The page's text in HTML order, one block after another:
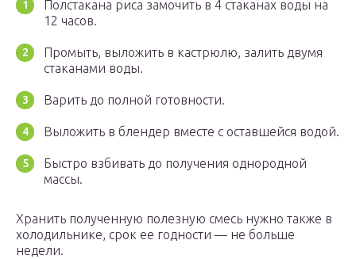
Полстакана риса замочить в 4 стаканах воды на
12 часов.
Промыть, выложить в кастрюлю, залить двумя
стаканами воды.
Варить до полной готовности.
Выложить в блендер вместе с оставшейся водой.
Быстро взбивать до получения однородной
массы.
Хранить полученную полезную смесь нужно также в
холодильнике, срок ее годности — не больше
недели.